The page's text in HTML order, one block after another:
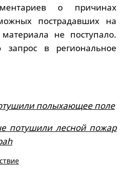
о причинах
пострадавших на
не поступало.
запрос в региональное
полыхающее поле
потушили лесной пожар